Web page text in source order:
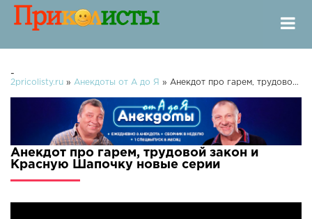
-
2pricolisty.ru » Анекдоты от А до Я » Анекдот про гарем, трудовой закон и Красную Шапочку
Анекдот про гарем, трудовой закон и
Красную Шапочку новые серии